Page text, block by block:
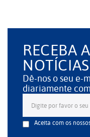
RECEBA
Dê-nos o seu e-
diariamente
Aceita com os